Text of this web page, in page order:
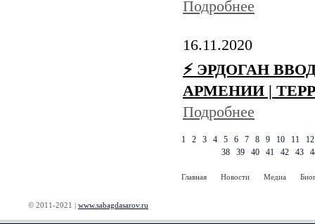
Подробнее
16.11.2020
⚡️ ЭРДОГАН
АРМЕНИИ |
Подробнее
1 2 3 4 5 6 7 8 9 10 11
12
38
39 40 41 42 43
Главная Новости Медиа
© 2011-2021 | www.sabagdasarov.ru